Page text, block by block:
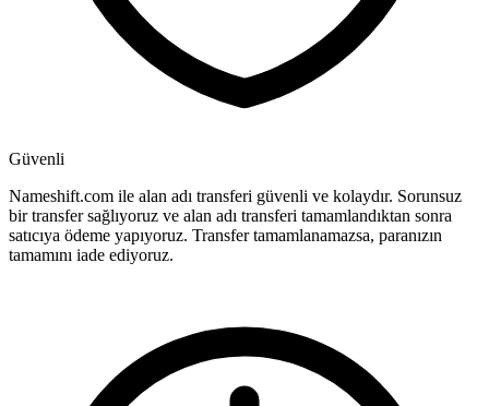
Güvenli
Nameshift.com ile alan adı transferi güvenli ve kolaydır. Sorunsuz
bir transfer sağlıyoruz ve alan adı transferi tamamlandıktan sonra
satıcıya ödeme yapıyoruz. Transfer tamamlanamazsa, paranızın
tamamını iade ediyoruz.